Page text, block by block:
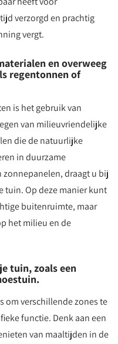
verzorgd en prachtig
vergt.
en overweeg
regentonnen of
is het gebruik van
van milieuvriendelijke
die de natuurlijke
in duurzame
draagt u bij
tuin. Op deze manier kunt
buitenruimte, maar
het milieu en de
tuin, zoals een
om verschillende zones te
functie. Denk aan een
van maaltijden in de